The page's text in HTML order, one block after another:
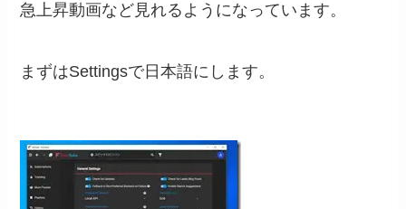
急上昇動画など見れるようになっています。
まずはSettingsで日本語にします。